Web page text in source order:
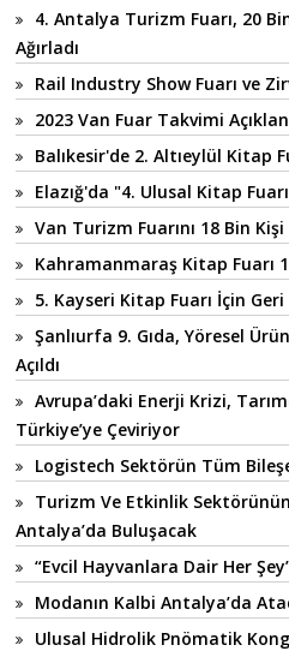
4. Antalya Turizm Fuarı, 20
Ağırladı
Rail Industry Show Fuarı ve
2023 Van Fuar Takvimi
Balıkesir'de 2. Altıeylül Kitap
Elazığ'da "4. Ulusal Kitap
Van Turizm Fuarını 18 Bin
Kahramanmaraş Kitap Fuarı
5. Kayseri Kitap Fuarı İçin Geri
Şanlıurfa 9. Gıda, Yöresel
Açıldı
Avrupa’daki Enerji Krizi,
Türkiye’ye Çeviriyor
Logistech Sektörün Tüm
Turizm Ve Etkinlik Sektörünün
Antalya’da Buluşacak
“Evcil Hayvanlara Dair Her
Modanın Kalbi Antalya’da
Ulusal Hidrolik Pnömatik